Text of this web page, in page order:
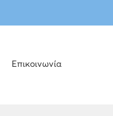
Επικοινωνία